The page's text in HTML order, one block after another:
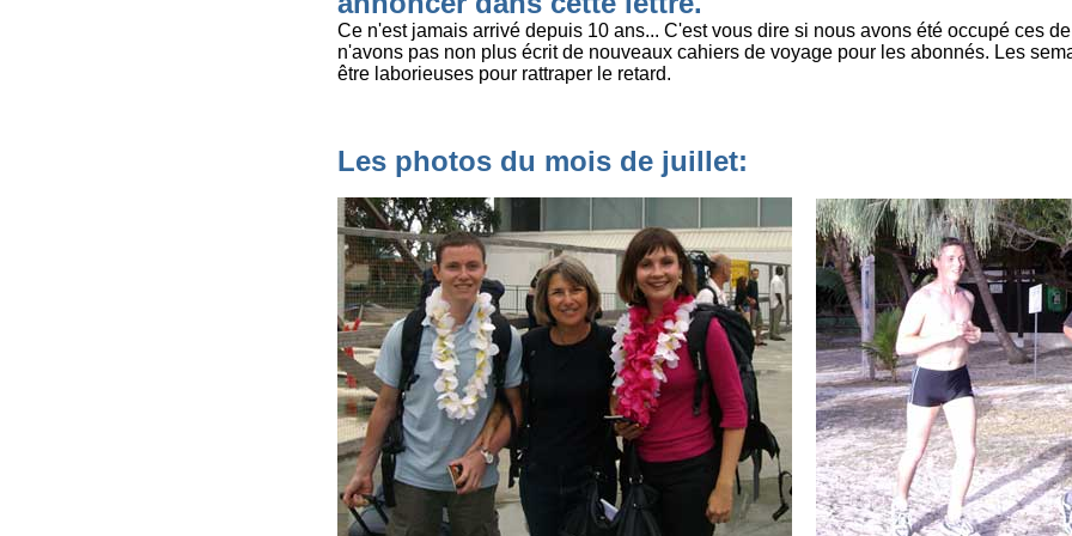
Ce n'est jamais arrivé depuis 10 ans... C'est vous dire si nous avons été occupé ces
n'avons pas non plus écrit de nouveaux cahiers de voyage pour les abonnés. Les
être laborieuses pour rattraper le retard.
Les photos du mois de juillet: